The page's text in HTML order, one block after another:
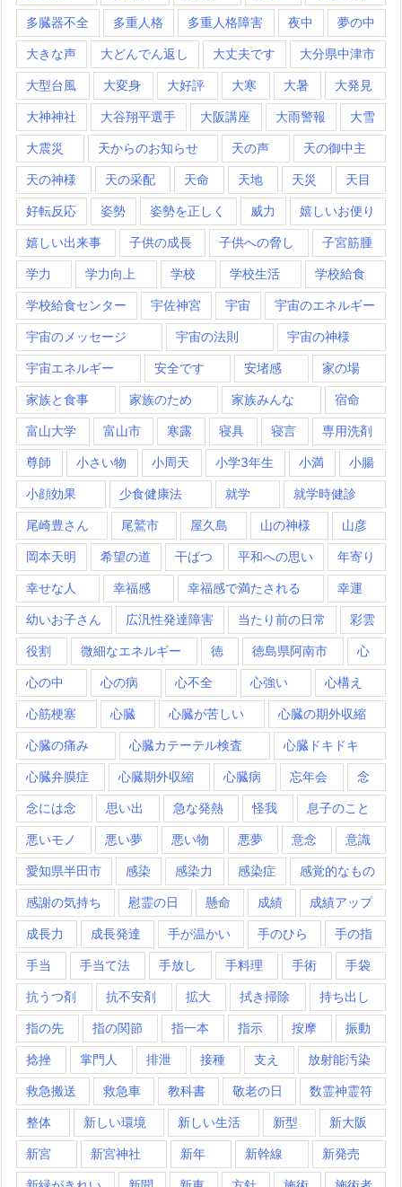
多臓器不全 多重人格 多重人格障害 夜中 夢の中
大きな声 大どんでん返し 大丈夫です 大分県中津市
大型台風 大変身 大好評 大寒 大暑 大発見
大神神社 大谷翔平選手 大阪講座 大雨警報 大雪
大震災 天からのお知らせ 天の声 天の御中主
天の神様 天の采配 天命 天地 天災 天目
好転反応 姿勢 姿勢を正しく 威力 嬉しいお便り
嬉しい出来事 子供の成長 子供への脅し 子宮筋腫
学力 学力向上 学校 学校生活 学校給食
学校給食センター 宇佐神宮 宇宙 宇宙のエネルギー
宇宙のメッセージ 宇宙の法則 宇宙の神様
宇宙エネルギー 安全です 安堵感 家の場
家族と食事 家族のため 家族みんな 宿命
富山大学 富山市 寒露 寝具 寝言 専用洗剤
尊師 小さい物 小周天 小学3年生 小満 小腸
小顔効果 少食健康法 就学 就学時健診
尾崎豊さん 尾鷲市 屋久島 山の神様 山彦
岡本天明 希望の道 干ばつ 平和への思い 年寄り
幸せな人 幸福感 幸福感で満たされる 幸運
幼いお子さん 広汎性発達障害 当たり前の日常 彩雲
役割 微細なエネルギー 徳 徳島県阿南市 心
心の中 心の病 心不全 心強い 心構え
心筋梗塞 心臓 心臓が苦しい 心臓の期外収縮
心臓の痛み 心臓カテーテル検査 心臓ドキドキ
心臓弁膜症 心臓期外収縮 心臓病 忘年会 念
念には念 思い出 急な発熱 怪我 息子のこと
悪いモノ 悪い夢 悪い物 悪夢 意念 意識
愛知県半田市 感染 感染力 感染症 感覚的なもの
感謝の気持ち 慰霊の日 懸命 成績 成績アップ
成長力 成長発達 手が温かい 手のひら 手の指
手当 手当て法 手放し 手料理 手術 手袋
抗うつ剤 抗不安剤 拡大 拭き掃除 持ち出し
指の先 指の関節 指一本 指示 按摩 振動
捻挫 掌門人 排泄 接種 支え 放射能汚染
救急搬送 救急車 教科書 敬老の日 数霊神霊符
整体 新しい環境 新しい生活 新型 新大阪
新宮 新宮神社 新年 新幹線 新発売